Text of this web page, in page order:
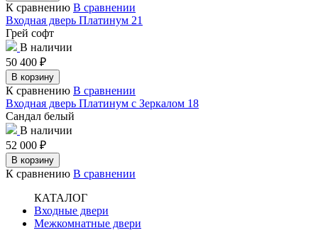
К сравнению В сравнении
Входная дверь Платинум 21
Грей софт
В наличии
50 400 ₽
В корзину
К сравнению В сравнении
Входная дверь Платинум с Зеркалом 18
Сандал белый
В наличии
52 000 ₽
В корзину
К сравнению В сравнении
КАТАЛОГ
Входные двери
Межкомнатные двери